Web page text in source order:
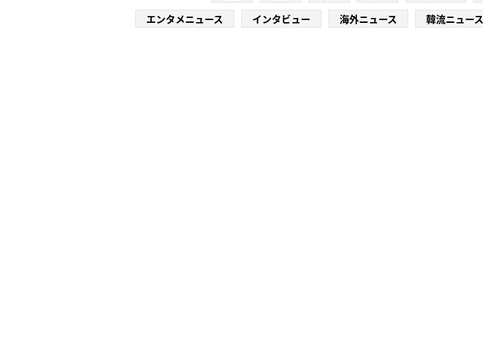
エンタメニュース
インタビュー 海外ニュース 韓流ニュース